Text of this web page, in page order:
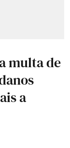
multa de
a